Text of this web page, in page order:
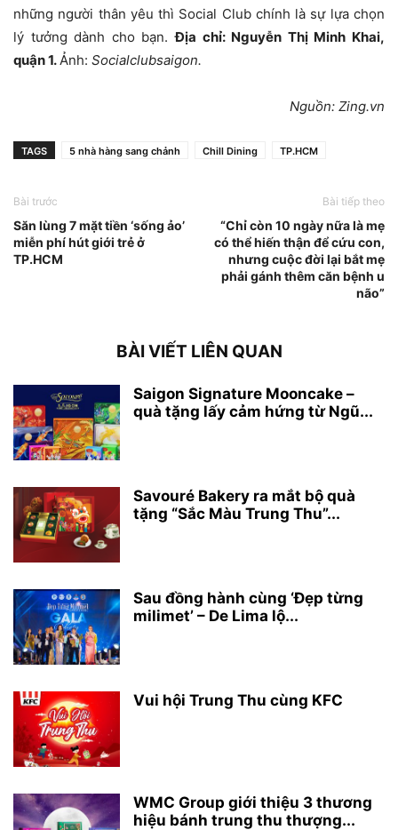
những người thân yêu thì Social Club chính là sự lựa chọn
lý tưởng dành cho bạn.Địa chỉ: Nguyễn Thị Minh Khai,
quận 1.Ảnh: Socialclubsaigon.
Nguồn: Zing.vn
TAGS 5 nhà hàng sang chảnh Chill Dining TP.HCM
Bài trước
Săn lùng 7 mặt tiền ‘sống ảo’
miễn phí hút giới trẻ ở
TP.HCM
Bài tiếp theo
“Chỉ còn 10 ngày nữa là mẹ
có thể hiến thận để cứu con,
nhưng cuộc đời lại bắt mẹ
phải gánh thêm căn bệnh u
não”
BÀI VIẾT LIÊN QUAN
Saigon Signature Mooncake –
quà tặng lấy cảm hứng từ Ngũ...
Savouré Bakery ra mắt bộ quà
tặng “Sắc Màu Trung Thu”...
Sau đồng hành cùng ‘Đẹp từng
milimet’ – De Lima lộ...
Vui hội Trung Thu cùng KFC
WMC Group giới thiệu 3 thương
hiệu bánh trung thu thượng...